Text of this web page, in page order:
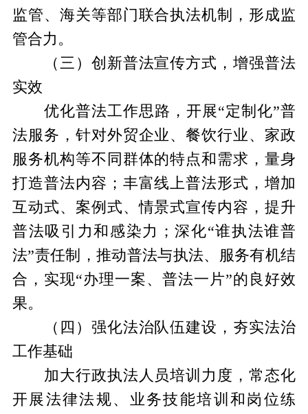
监管、海关等部门联合执法机制，形成监
管合力。
（三）创新普法宣传方式，增强普法
实效
优化普法工作思路，开展“定制化”普
法服务，针对外贸企业、餐饮行业、家政
服务机构等不同群体的特点和需求，量身
打造普法内容；丰富线上普法形式，增加
互动式、案例式、情景式宣传内容，提升
普法吸引力和感染力；深化“谁执法谁普
法”责任制，推动普法与执法、服务有机结
合，实现“办理一案、普法一片”的良好效
果。
（四）强化法治队伍建设，夯实法治
工作基础
加大行政执法人员培训力度，常态化
开展法律法规、业务技能培训和岗位练